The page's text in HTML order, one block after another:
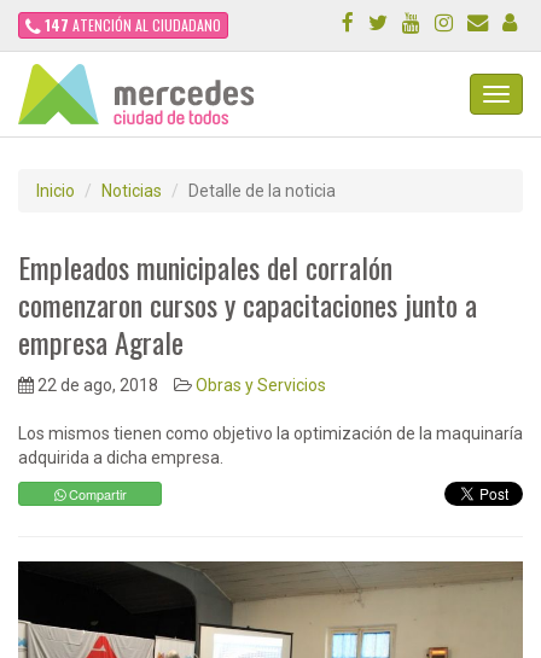
147 ATENCIÓN AL CIUDADANO
Inicio Noticias Detalle de la noticia
Empleados municipales del corralón
comenzaron cursos y capacitaciones junto a
empresa Agrale
22 de ago, 2018 Obras y Servicios
Los mismos tienen como objetivo la optimización de la maquinaría
adquirida a dicha empresa.
Compartir